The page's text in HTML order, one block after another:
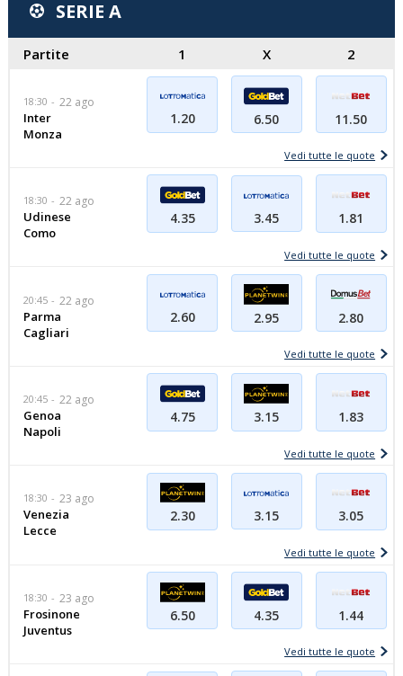
SERIE A
Partite 1 X 2
18:30 22 ago
Inter
Monza
1.20 6.50 11.50
Vedi tutte le quote
18:30 22 ago
Udinese
Como
4.35 3.45 1.81
Vedi tutte le quote
20:45 22 ago
Parma
Cagliari
2.60 2.95 2.80
Vedi tutte le quote
20:45 22 ago
Genoa
Napoli
4.75 3.15 1.83
Vedi tutte le quote
18:30 23 ago
Venezia
Lecce
2.30 3.15 3.05
Vedi tutte le quote
18:30 23 ago
Frosinone
Juventus
6.50 4.35 1.44
Vedi tutte le quote